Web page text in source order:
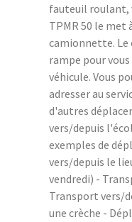
fauteuil roulant,
TPMR 50 le met
camionnette. Le
rampe pour
véhicule. Vous
adresser au
d'autres
vers/depuis
exemples de
vers/depuis le
vendredi) -
Transport vers/
une crèche -